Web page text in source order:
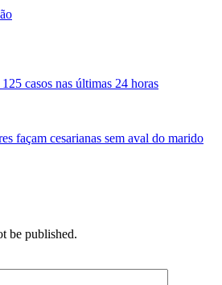
casos nas últimas 24 horas
façam cesarianas sem aval do marido
be published.